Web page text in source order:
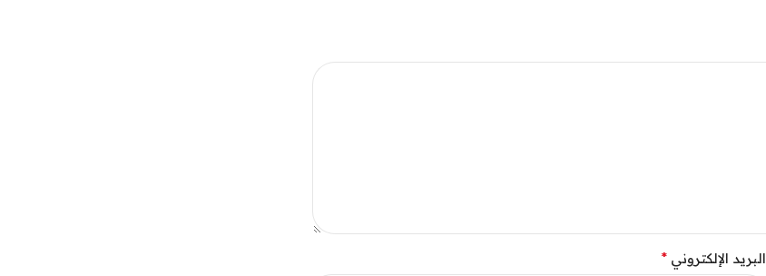
البريد الإلكتروني*